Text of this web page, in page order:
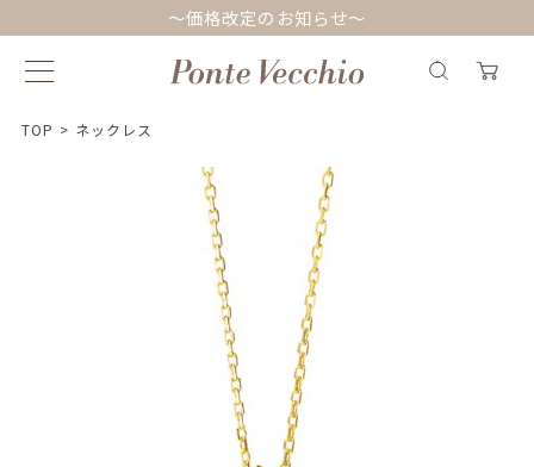
～価格改定のお知らせ～
TOP > ネックレス